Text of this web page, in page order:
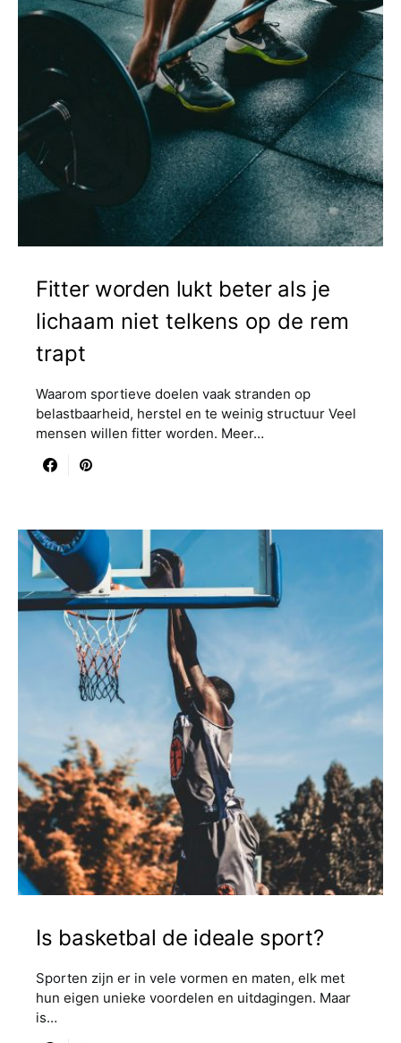
Fitter worden lukt beter als je
lichaam niet telkens op de rem
trapt
Waarom sportieve doelen vaak stranden op
belastbaarheid, herstel en te weinig structuur Veel
mensen willen fitter worden. Meer…
Is basketbal de ideale sport?
Sporten zijn er in vele vormen en maten, elk met
hun eigen unieke voordelen en uitdagingen. Maar
is…